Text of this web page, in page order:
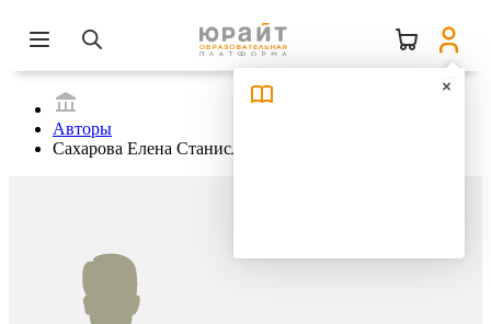
Авторы
Сахарова Елена Станиславовна